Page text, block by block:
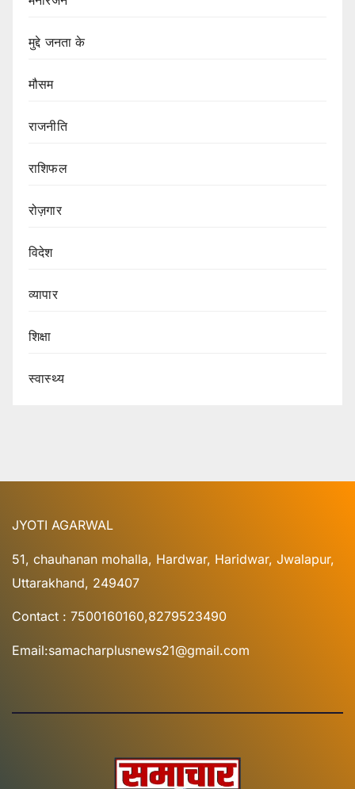
मुद्दे जनता के
मौसम
राजनीति
राशिफल
रोज़गार
विदेश
व्यापार
शिक्षा
स्वास्थ्य
JYOTI AGARWAL
51, chauhanan mohalla, Hardwar, Haridwar, Jwalapur,
Uttarakhand, 249407
Contact : 7500160160,8279523490
Email:samacharplusnews21@gmail.com